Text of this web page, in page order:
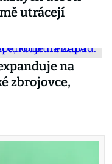
utrácejí
na
zbrojovce,